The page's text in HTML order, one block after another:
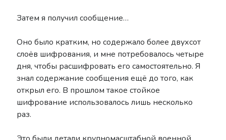
Затем я получил сообщение…
Оно было кратким, но содержало более двухсот
слоёв шифрования, и мне потребовалось четыре
дня, чтобы расшифровать его самостоятельно. Я
знал содержание сообщения ещё до того, как
открыл его. В прошлом такое стойкое
шифрование использовалось лишь несколько
раз.